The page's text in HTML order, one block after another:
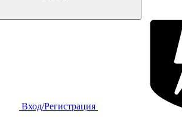
Вход/Регистрация